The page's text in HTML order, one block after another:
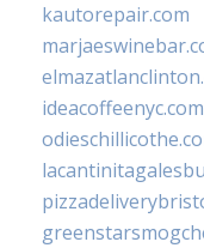
kautorepair.com
ideacoffeenyc.com